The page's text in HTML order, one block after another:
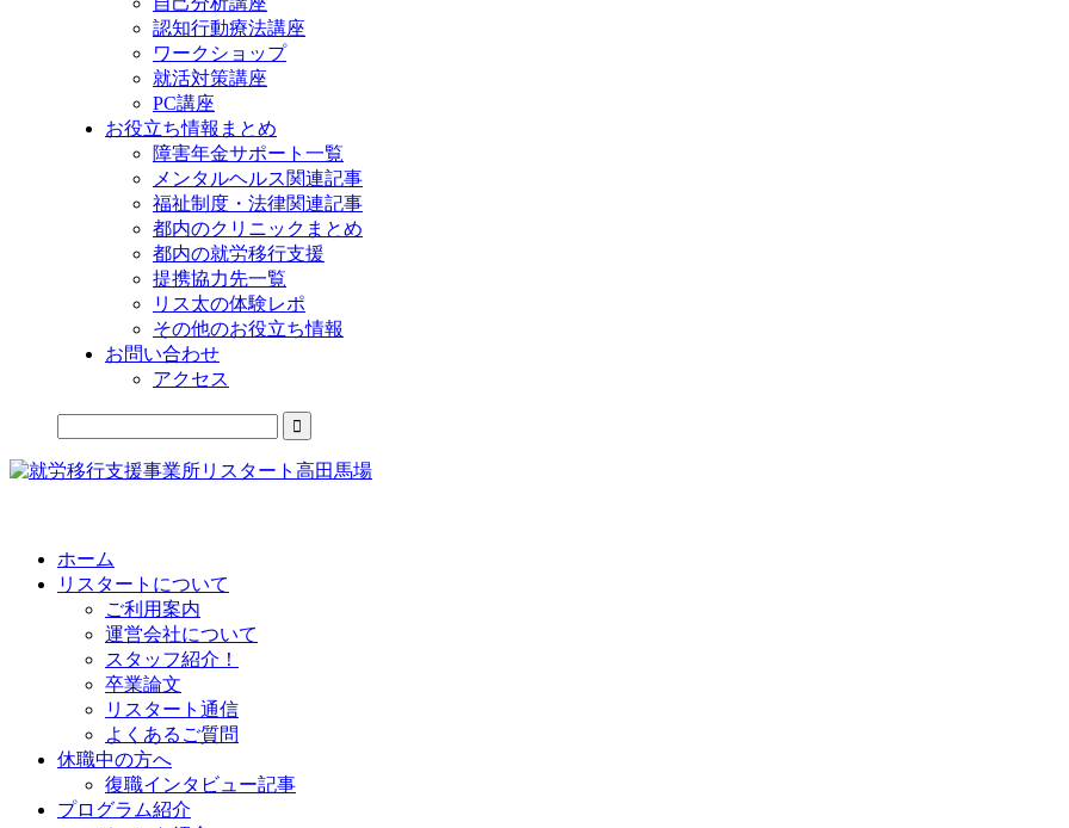
認知行動療法講座
ワークショップ
就活対策講座
PC講座
お役立ち情報まとめ
障害年金サポート一覧
メンタルヘルス関連記事
福祉制度・法律関連記事
都内のクリニックまとめ
都内の就労移行支援
提携協力先一覧
リス太の体験レポ
その他のお役立ち情報
お問い合わせ
アクセス
ホーム
リスタートについて
ご利用案内
運営会社について
スタッフ紹介！
卒業論文
リスタート通信
よくあるご質問
休職中の方へ
復職インタビュー記事
プログラム紹介